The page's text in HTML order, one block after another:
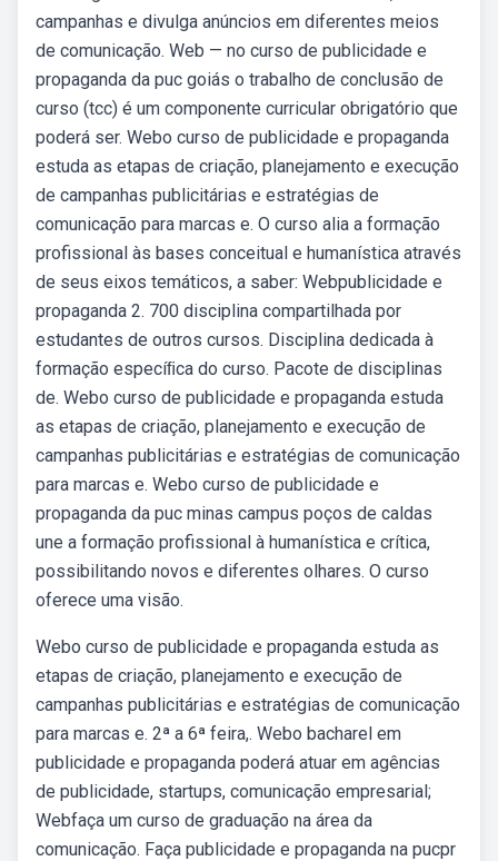
campanhas e divulga anúncios em diferentes meios
de comunicação. Web — no curso de publicidade e
propaganda da puc goiás o trabalho de conclusão de
curso (tcc) é um componente curricular obrigatório que
poderá ser. Webo curso de publicidade e propaganda
estuda as etapas de criação, planejamento e execução
de campanhas publicitárias e estratégias de
comunicação para marcas e. O curso alia a formação
profissional às bases conceitual e humanística através
de seus eixos temáticos, a saber: Webpublicidade e
propaganda 2. 700 disciplina compartilhada por
estudantes de outros cursos. Disciplina dedicada à
formação especíﬁca do curso. Pacote de disciplinas
de. Webo curso de publicidade e propaganda estuda
as etapas de criação, planejamento e execução de
campanhas publicitárias e estratégias de comunicação
para marcas e. Webo curso de publicidade e
propaganda da puc minas campus poços de caldas
une a formação profissional à humanística e crítica,
possibilitando novos e diferentes olhares. O curso
oferece uma visão.
Webo curso de publicidade e propaganda estuda as
etapas de criação, planejamento e execução de
campanhas publicitárias e estratégias de comunicação
para marcas e. 2ª a 6ª feira,. Webo bacharel em
publicidade e propaganda poderá atuar em agências
de publicidade, startups, comunicação empresarial;
Webfaça um curso de graduação na área da
comunicação. Faça publicidade e propaganda na pucpr